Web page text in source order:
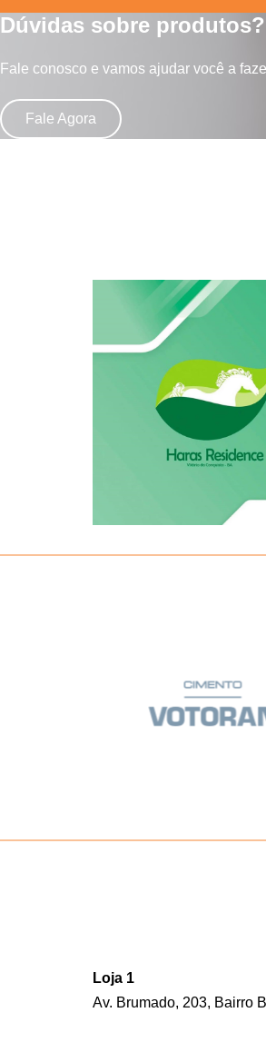
Dúvidas sobre produtos?
Fale conosco e vamos ajudar você a
Fale Agora
Loja 1
Av. Brumado, 203, Bairro